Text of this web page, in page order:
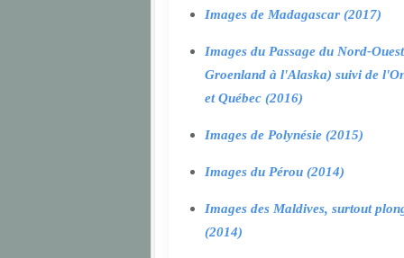
Images de Madagascar (2017)
Images du Passage du Nord-
Groenland à l'Alaska) suivi de
et Québec (2016)
Images de Polynésie (2015)
Images du Pérou (2014)
Images des Maldives, surtout
(2014)